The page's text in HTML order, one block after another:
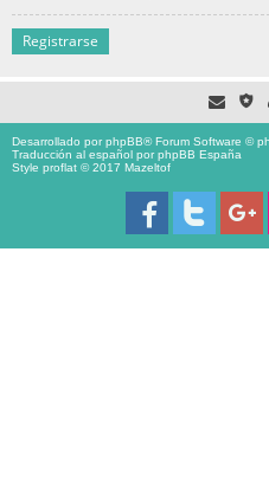
Registrarse
Desarrollado porphpBB® Forum Software ©
Traducción al español porphpBB España
Style proflat © 2017 Mazeltof